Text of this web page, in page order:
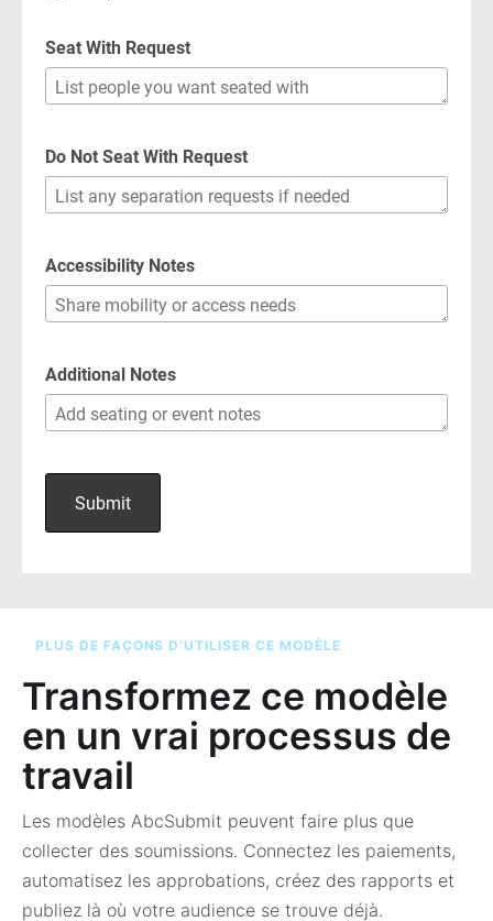
PLUS DE FAÇONS D’UTILISER CE MODÈLE
Transformez ce modèle
en un vrai processus de
travail
Les modèles AbcSubmit peuvent faire plus que
collecter des soumissions. Connectez les paiements,
automatisez les approbations, créez des rapports et
publiez là où votre audience se trouve déjà.